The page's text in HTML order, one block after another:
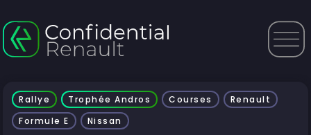
Rallye Trophée Andros Courses
Renault
Formule E
Nissan